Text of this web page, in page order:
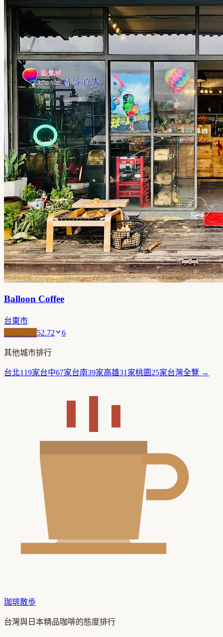
Balloon Coffee
台東市
52.72 6
其他城市排行
台北119家台中67家台南39家高雄31 家桃園 25家台灣全覽 →
珈琲散歩
台灣與日本精品咖啡的態度排行